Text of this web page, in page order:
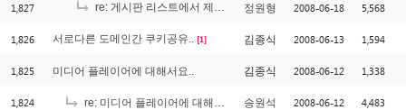
1,827 re: 게시판 리스트에서 제목에 태그 사용했을경우 ... 나오게 하는 부분에서요 정원형 2008-06-18 5,568
1,826 서로다른 도메인간 쿠키공유.. [1] 김종식 2008-06-13 1,594
1,825 미디어 플레이어에 대해서요.. 김종식 2008-06-12 1,338
1,824 re: 미디어 플레이어에 대해서요.. 송원석 2008-06-12 4,483